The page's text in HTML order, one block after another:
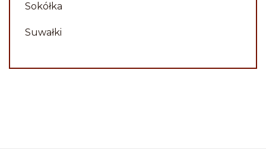
Sokółka
Suwałki